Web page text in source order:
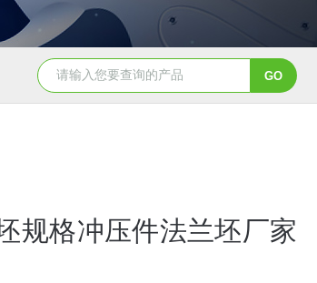
规格冲压件法兰坯厂家